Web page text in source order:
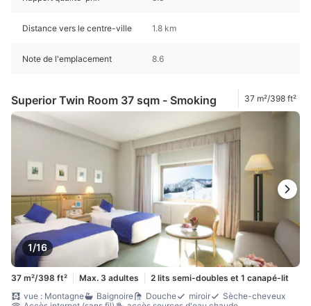
Distance vers le centre-ville 1.8 km
Note de l'emplacement 8.6
Superior Twin Room 37 sqm - Smoking 37 m²/398 ft²
1/16
37 m²/398 ft² Max. 3 adultes
2 lits semi-doubles et 1 canapé-lit
vue : Montagne
Baignoire Douche miroir
Sèche-cheveux